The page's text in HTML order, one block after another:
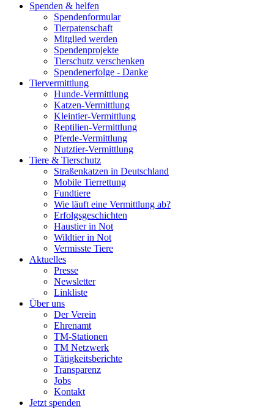
Spenden & helfen
Spendenformular
Tierpatenschaft
Mitglied werden
Spendenprojekte
Tierschutz verschenken
Spendenerfolge - Danke
Tiervermittlung
Hunde-Vermittlung
Katzen-Vermittlung
Kleintier-Vermittlung
Reptilien-Vermittlung
Pferde-Vermittlung
Nutztier-Vermittlung
Tiere & Tierschutz
Straßenkatzen in Deutschland
Mobile Tierrettung
Fundtiere
Wie läuft eine Vermittlung ab?
Erfolgsgeschichten
Haustier in Not
Wildtier in Not
Vermisste Tiere
Aktuelles
Presse
Newsletter
Linkliste
Über uns
Der Verein
Ehrenamt
TM-Stationen
TM Netzwerk
Tätigkeitsberichte
Transparenz
Jobs
Kontakt
Jetzt spenden